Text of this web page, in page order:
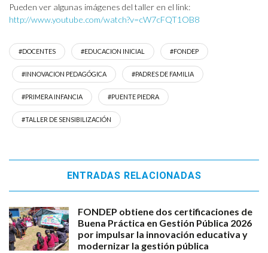
Pueden ver algunas imágenes del taller en el link:
http://www.youtube.com/watch?v=cW7cFQT1OB8
#DOCENTES #EDUCACION INICIAL #FONDEP
#INNOVACION PEDAGÓGICA #PADRES DE FAMILIA
#PRIMERA INFANCIA #PUENTE PIEDRA
#TALLER DE SENSIBILIZACIÓN
ENTRADAS RELACIONADAS
FONDEP obtiene dos certificaciones de
Buena Práctica en Gestión Pública 2026
por impulsar la innovación educativa y
modernizar la gestión pública